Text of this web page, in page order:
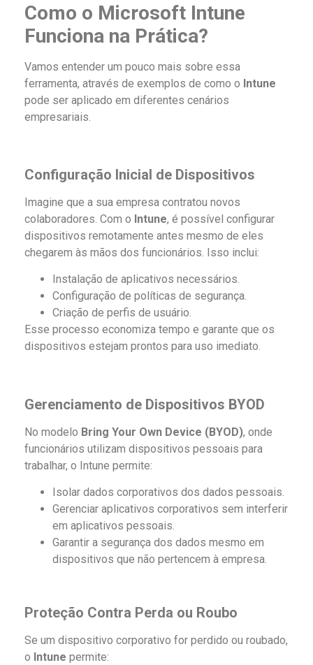
Como o Microsoft Intune
Funciona na Prática?
Vamos entender um pouco mais sobre essa
ferramenta, através de exemplos de como o Intune
pode ser aplicado em diferentes cenários
empresariais.
Configuração Inicial de Dispositivos
Imagine que a sua empresa contratou novos
colaboradores. Com o Intune, é possível configurar
dispositivos remotamente antes mesmo de eles
chegarem às mãos dos funcionários. Isso inclui:
Instalação de aplicativos necessários.
Configuração de políticas de segurança.
Criação de perfis de usuário.
Esse processo economiza tempo e garante que os
dispositivos estejam prontos para uso imediato.
Gerenciamento de Dispositivos BYOD
No modelo Bring Your Own Device (BYOD), onde
funcionários utilizam dispositivos pessoais para
trabalhar, o Intune permite:
Isolar dados corporativos dos dados pessoais.
Gerenciar aplicativos corporativos sem interferir
em aplicativos pessoais.
Garantir a segurança dos dados mesmo em
dispositivos que não pertencem à empresa.
Proteção Contra Perda ou Roubo
Se um dispositivo corporativo for perdido ou roubado,
o Intune permite: